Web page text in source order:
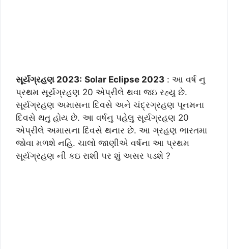
સૂર્યગ્રહણ 2023: Solar Eclipse 2023 : આ વર્ષ નુ
પ્રથમ સૂર્યગ્રહણ 20 એપ્રીલે થવા જઇ રહ્યુ છે.
સૂર્યગ્રહણ અમાસના દિવસે અને ચંદ્રગ્રહણ પૂનમના
દિવસે થતુ હોય છે. આ વર્ષનુ પહેલુ સૂર્યગ્રહણ 20
એપ્રીલે અમાસના દિવસે થનાર છે. આ ગ્રહણ ભારતમા
જોવા મળશે નહિ. ચાલો જાણીએ વર્ષના આ પ્રથમ
સૂર્યગ્રહણ ની કઇ રાશી પર શું અસર પડશે ?